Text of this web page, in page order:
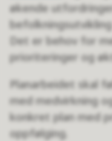
økende
Det er behov for
prioriteringer og
Planarbeidet skal
med medvirkning
konkret plan med
oppfølging.